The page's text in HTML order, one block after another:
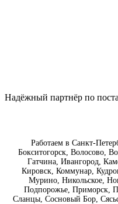
Надëжный партнёр по
Работаем в Санкт-
Бокситогорск, Волосово,
Гатчина, Ивангород,
Кировск, Коммунар,
Мурино, Никольское,
Подпорожье, Приморск,
Сланцы, Сосновый Бор,